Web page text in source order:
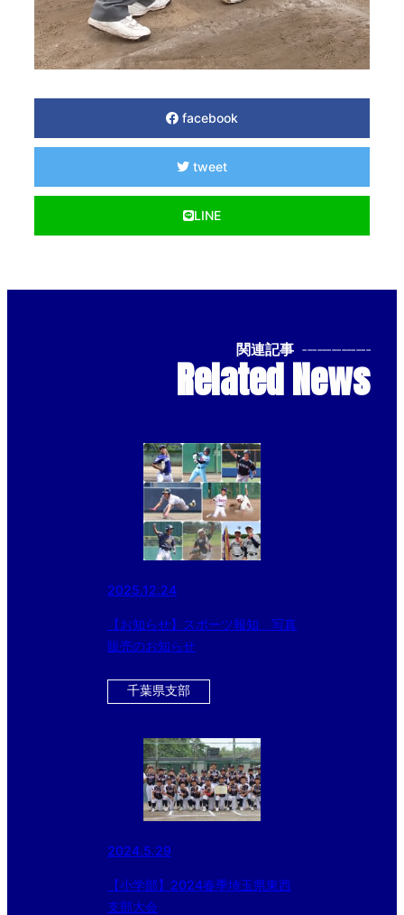
facebook
tweet
LINE
関連記事 --------------
Related News
2025.12.24
【お知らせ】スポーツ報知 写真
販売のお知らせ
千葉県支部
2024.5.29
【小学部】2024春季埼玉県東西
支部大会